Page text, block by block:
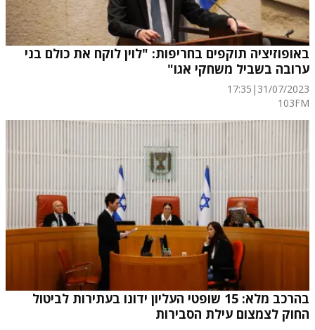
באופוזיציה תוקפים בחריפות: "לוין לוקח את כולם בני
ערובה בשביל משחקי אגו"
31/07/2023
|
17:35
103FM
בהרכב מלא: 15 שופטי העליון ידונו בעתירות לביטול
החוק לצמצום עילת הסבירות